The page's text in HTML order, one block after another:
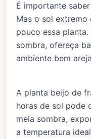
É importante
Mas o sol
pouco essa
sombra, ofereça
ambiente bem
A planta beijo de
horas de sol pode
meia sombra,
a temperatura